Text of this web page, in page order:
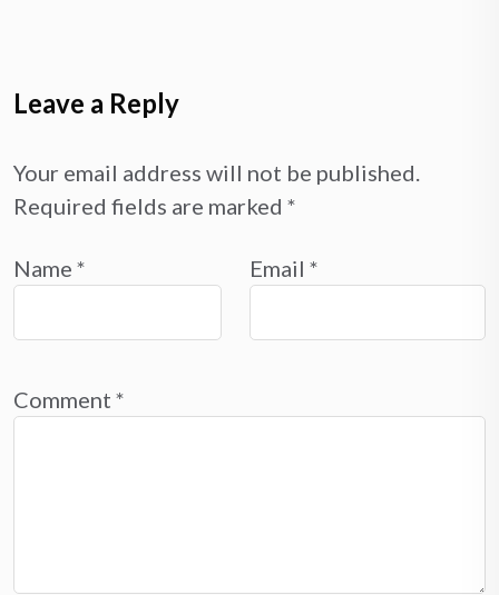
Leave a Reply
Your email address will not be published.
Required fields are marked *
Name * Email *
Comment *